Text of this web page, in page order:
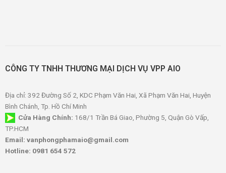
CÔNG TY TNHH THƯƠNG MẠI DỊCH VỤ VPP AIO
Địa chỉ: 392 Đường Số 2, KDC Phạm Văn Hai, Xã Phạm Văn Hai, Huyện
Bình Chánh, Tp. Hồ Chí Minh
Cửa Hàng Chính: 168/1 Trần Bá Giao, Phường 5, Quận Gò Vấp,
TP.HCM
Email: vanphongphamaio@gmail.com
Hotline: 0981 654 572